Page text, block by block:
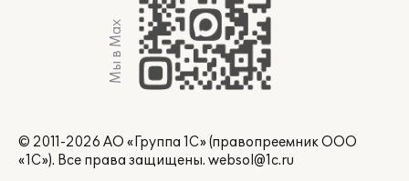
Мы в Max
© 2011-2026 АО «Группа 1С» (правопреемник ООО
«1С»). Все права защищены. websol@1c.ru